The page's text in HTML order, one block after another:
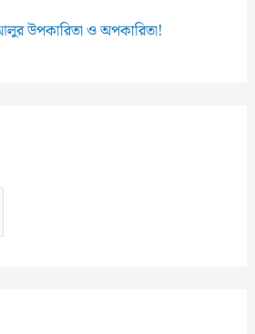
আলুর উপকারিতা ও অপকারিতা!